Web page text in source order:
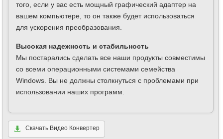
того, если у вас есть мощный графический адаптер на
вашем компьютере, то он также будет использоваться
для ускорения преобразования.
Высокая надежность и стабильность
Мы постарались сделать все наши продукты совместимы
со всеми операционными системами семейства
Windows. Вы не должны столкнуться с проблемами при
использовании наших программ.
Скачать Видео Конвертер